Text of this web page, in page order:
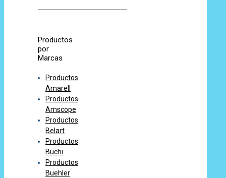
Productos
por
Marcas
Productos
Amarell
Productos
Amscope
Productos
Belart
Productos
Buchi
Productos
Buehler